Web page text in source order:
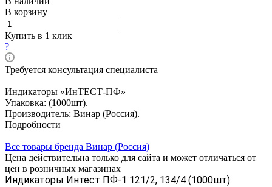
В корзину
Купить в 1 клик
?
Требуется консультация специалиста
Индикаторы «ИнТЕСТ-ПФ»
Упаковка: (1000шт).
Производитель: Винар (Россия).
Подробности
Все товары бренда Винар (Россия)
Цена действительна только для сайта и может отличаться от
цен в розничных магазинах
Индикаторы Интест ПФ-1 121/2, 134/4 (1000шт)